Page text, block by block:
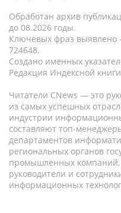
Обработан архив
до 08.2026 годы.
Ключевых фраз выявлено
724648.
Создано именных
Редакция Индексной
Читатели CNews — это
из самых успешных
индустрии
составляют топ-
департаментов
региональных органов
промышленных компаний,
руководители и
информационных